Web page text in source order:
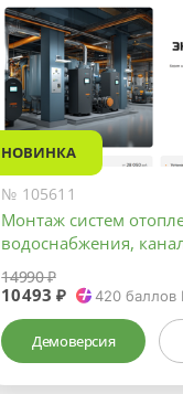
НОВИНКА
№ 105611
Монтаж систем
водоснабжения,
14990 ₽
10493 ₽ 420баллов
Демоверсия